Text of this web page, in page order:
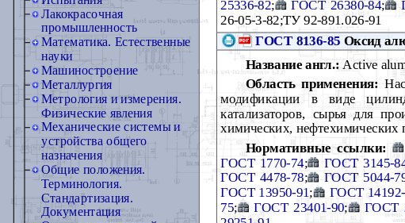
Лакокрасочная
промышленность
Математика. Естественные
науки
Машиностроение
Металлургия
Метрология и измерения.
Физические явления
Механические системы и
устройства общего
назначения
Общие положения.
Терминология.
Стандартизация.
Документация
25336-82; ГОСТ 26380-84;
26-05-3-82;ТУ 92-891.026-91
ГОСТ 8136-85 Оксид
Название англ.:Active
Область применения:
модификации в виде
катализаторов, сырья для
химических, нефтехимических
Нормативные ссылки:
ГОСТ 1770-74; ГОСТ 3145-
ГОСТ 4478-78; ГОСТ 5044-
ГОСТ 13950-91; ГОСТ
75; ГОСТ 23401-90; ГОСТ